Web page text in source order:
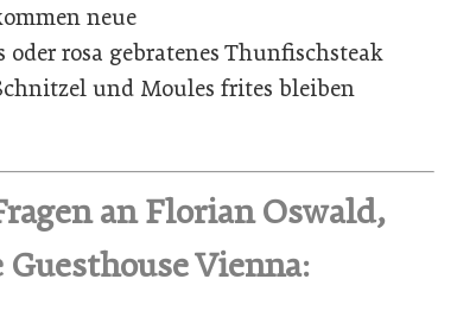
neue
rosa gebratenes Thunfischsteak
und Moules frites bleiben
an Florian Oswald,
Vienna: